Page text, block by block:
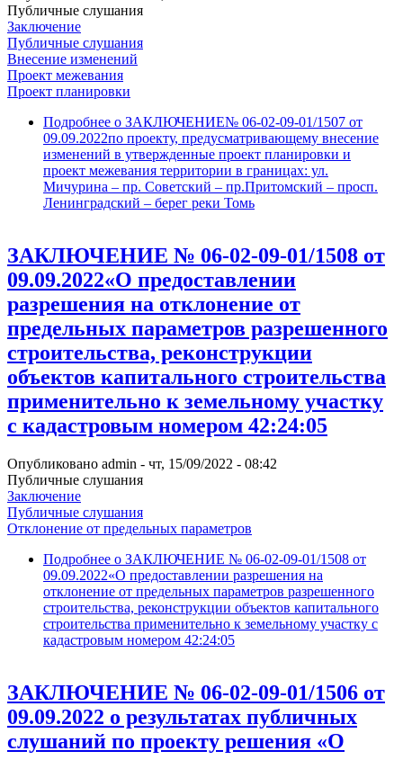
Публичные слушания
Заключение
Публичные слушания
Внесение изменений
Проект межевания
Проект планировки
Подробнее о ЗАКЛЮЧЕНИЕ№ 06-02-09-01/1507 от
09.09.2022по проекту, предусматривающему внесение
изменений в утвержденные проект планировки и
проект межевания территории в границах: ул.
Мичурина – пр. Советский – пр.Притомский – просп.
Ленинградский – берег реки Томь
ЗАКЛЮЧЕНИЕ № 06-02-09-01/1508 от
09.09.2022«О предоставлении
разрешения на отклонение от
предельных параметров разрешенного
строительства, реконструкции
объектов капитального строительства
применительно к земельному участку
с кадастровым номером 42:24:05
Опубликовано admin - чт, 15/09/2022 - 08:42
Публичные слушания
Заключение
Публичные слушания
Отклонение от предельных параметров
Подробнее о ЗАКЛЮЧЕНИЕ № 06-02-09-01/1508 от
09.09.2022«О предоставлении разрешения на
отклонение от предельных параметров разрешенного
строительства, реконструкции объектов капитального
строительства применительно к земельному участку с
кадастровым номером 42:24:05
ЗАКЛЮЧЕНИЕ № 06-02-09-01/1506 от
09.09.2022 о результатах публичных
слушаний по проекту решения «О